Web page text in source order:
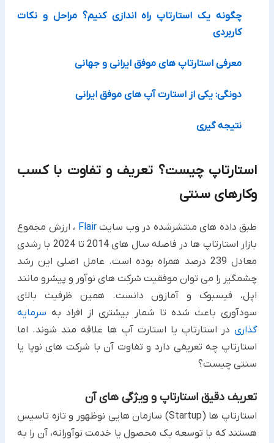
چگونه یک استارتاپ راه اندازی کنیم؟ مراحل و نکات
کاربردی
معرفی استارتاپ های موفق ایرانی و جهانی
دونگی: یکی از استارت آپ های موفق ایرانی
نتیجه گیری
استارتاپ چیست؟ تعریف و تفاوت با کسب
وکارهای سنتی
طبق داده های منتشرشده در وب سایتFlair ، ارزش مجموع
بازار استارتاپ ها در فاصله سال های 2014 تا 2024 با رشدی
معادل 239 درصد همراه بوده است. عامل اصلی این رشد
چشمگیر را می توان موفقیت شرکت های نوآور و پیشرو مانند
اپل، فیسبوک و آمازون دانست. همین ظرفیت بالای
سودآوری باعث شده تا شمار بیشتری از افراد به سرمایه
گذاری در استارتاپ یا استارت آپ ها علاقه مند شوند. اما
استارتاپ چه تعریفی دارد و تفاوت آن با شرکت های نوپا یا
سنتی چیست؟
تعریف دقیق استارتاپ و ویژگی های آن
استارتاپ ها (Startup) سازمان هایی نوظهور و تازه تاسیس
هستند که با توسعه یک محصول یا خدمت نوآورانه، آن را به